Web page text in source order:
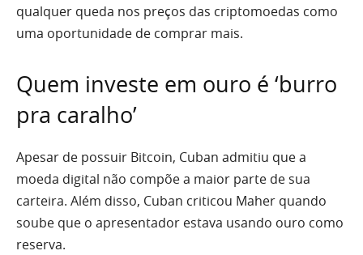
qualquer queda nos preços das criptomoedas como
uma oportunidade de comprar mais.
Quem investe em ouro é ‘burro
pra caralho’
Apesar de possuir Bitcoin, Cuban admitiu que a
moeda digital não compõe a maior parte de sua
carteira. Além disso, Cuban criticou Maher quando
soube que o apresentador estava usando ouro como
reserva.